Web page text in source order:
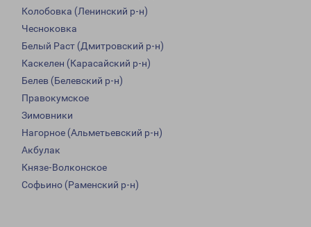
Колобовка (Ленинский р-н)
Чесноковка
Белый Раст (Дмитровский р-н)
Каскелен (Карасайский р-н)
Белев (Белевский р-н)
Правокумское
Зимовники
Нагорное (Альметьевский р-н)
Акбулак
Князе-Волконское
Софьино (Раменский р-н)